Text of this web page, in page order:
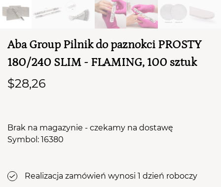
Suma koszyka (0)
Aba Group Pilnik do paznokci PROSTY
180/240 SLIM - FLAMING, 100 sztuk
$28,26
Brak na magazynie - czekamy na dostawę
Symbol: 16380
Realizacja zamówień wynosi 1 dzień roboczy